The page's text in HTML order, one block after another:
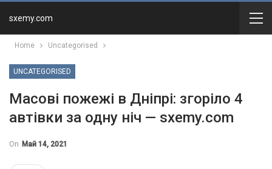
sxemy.com
Home Uncategorised
UNCATEGORISED
Масові пожежі в Дніпрі: згоріло 4
автівки за одну ніч — sxemy.com
On Май 14, 2021